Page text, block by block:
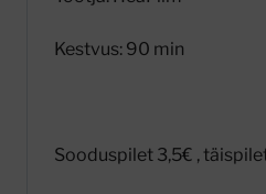
Kestvus: 90 min
Sooduspilet 3,5€ ,